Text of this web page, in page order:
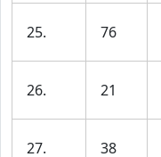
25. 76
26. 21
27. 38